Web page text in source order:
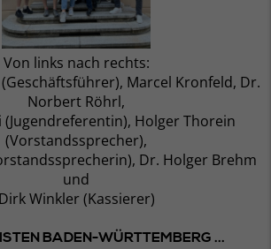
Von links nach rechts:
Marcel Kronfeld, Dr.
Norbert Röhrl,
(Jugendreferentin), Holger Thorein
(Vorstandssprecher),
Dr. Holger Brehm
und
Dirk Winkler (Kassierer)
BADEN-WÜRTTEMBERG ...